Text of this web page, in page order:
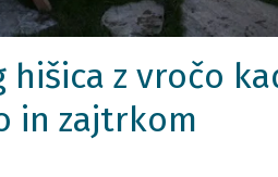
hišica z vročo
in zajtrkom